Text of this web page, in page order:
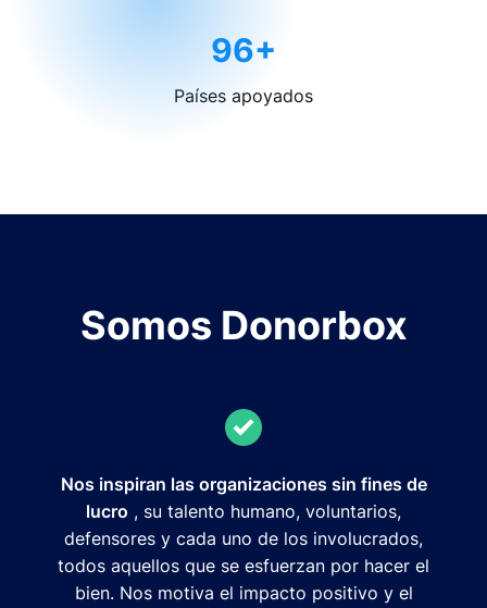
96+
Países apoyados
Somos Donorbox
Nos inspiran las organizaciones sin fines de
lucro , su talento humano, voluntarios,
defensores y cada uno de los involucrados,
todos aquellos que se esfuerzan por hacer el
bien. Nos motiva el impacto positivo y el